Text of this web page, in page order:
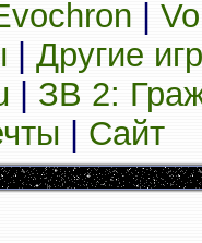
Другие
ЗВ 2:
Сайт